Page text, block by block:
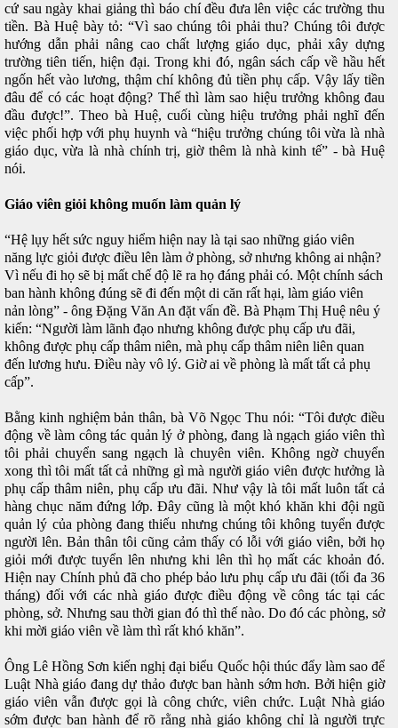
cứ sau ngày khai giảng thì báo chí đều đưa lên việc các trường thu
tiền. Bà Huệ bày tỏ: “Vì sao chúng tôi phải thu? Chúng tôi được
hướng dẫn phải nâng cao chất lượng giáo dục, phải xây dựng
trường tiên tiến, hiện đại. Trong khi đó, ngân sách cấp về hầu hết
ngốn hết vào lương, thậm chí không đủ tiền phụ cấp. Vậy lấy tiền
đâu để có các hoạt động? Thế thì làm sao hiệu trưởng không đau
đầu được!”. Theo bà Huệ, cuối cùng hiệu trưởng phải nghĩ đến
việc phối hợp với phụ huynh và “hiệu trưởng chúng tôi vừa là nhà
giáo dục, vừa là nhà chính trị, giờ thêm là nhà kinh tế” - bà Huệ
nói.
Giáo viên giỏi không muốn làm quản lý
“Hệ lụy hết sức nguy hiểm hiện nay là tại sao những giáo viên
năng lực giỏi được điều lên làm ở phòng, sở nhưng không ai nhận?
Vì nếu đi họ sẽ bị mất chế độ lẽ ra họ đáng phải có. Một chính sách
ban hành không đúng sẽ đi đến một di căn rất hại, làm giáo viên
nản lòng” - ông Đặng Văn An đặt vấn đề. Bà Phạm Thị Huệ nêu ý
kiến: “Người làm lãnh đạo nhưng không được phụ cấp ưu đãi,
không được phụ cấp thâm niên, mà phụ cấp thâm niên liên quan
đến lương hưu. Điều này vô lý. Giờ ai về phòng là mất tất cả phụ
cấp”.
Bằng kinh nghiệm bản thân, bà Võ Ngọc Thu nói: “Tôi được điều
động về làm công tác quản lý ở phòng, đang là ngạch giáo viên thì
tôi phải chuyển sang ngạch là chuyên viên. Không ngờ chuyển
xong thì tôi mất tất cả những gì mà người giáo viên được hưởng là
phụ cấp thâm niên, phụ cấp ưu đãi. Như vậy là tôi mất luôn tất cả
hàng chục năm đứng lớp. Đây cũng là một khó khăn khi đội ngũ
quản lý của phòng đang thiếu nhưng chúng tôi không tuyển được
người lên. Bản thân tôi cũng cảm thấy có lỗi với giáo viên, bởi họ
giỏi mới được tuyển lên nhưng khi lên thì họ mất các khoản đó.
Hiện nay Chính phủ đã cho phép bảo lưu phụ cấp ưu đãi (tối đa 36
tháng) đối với các nhà giáo được điều động về công tác tại các
phòng, sở. Nhưng sau thời gian đó thì thế nào. Do đó các phòng, sở
khi mời giáo viên về làm thì rất khó khăn”.
Ông Lê Hồng Sơn kiến nghị đại biểu Quốc hội thúc đẩy làm sao để
Luật Nhà giáo đang dự thảo được ban hành sớm hơn. Bởi hiện giờ
giáo viên vẫn được gọi là công chức, viên chức. Luật Nhà giáo
sớm được ban hành để rõ rằng nhà giáo không chỉ là người trực